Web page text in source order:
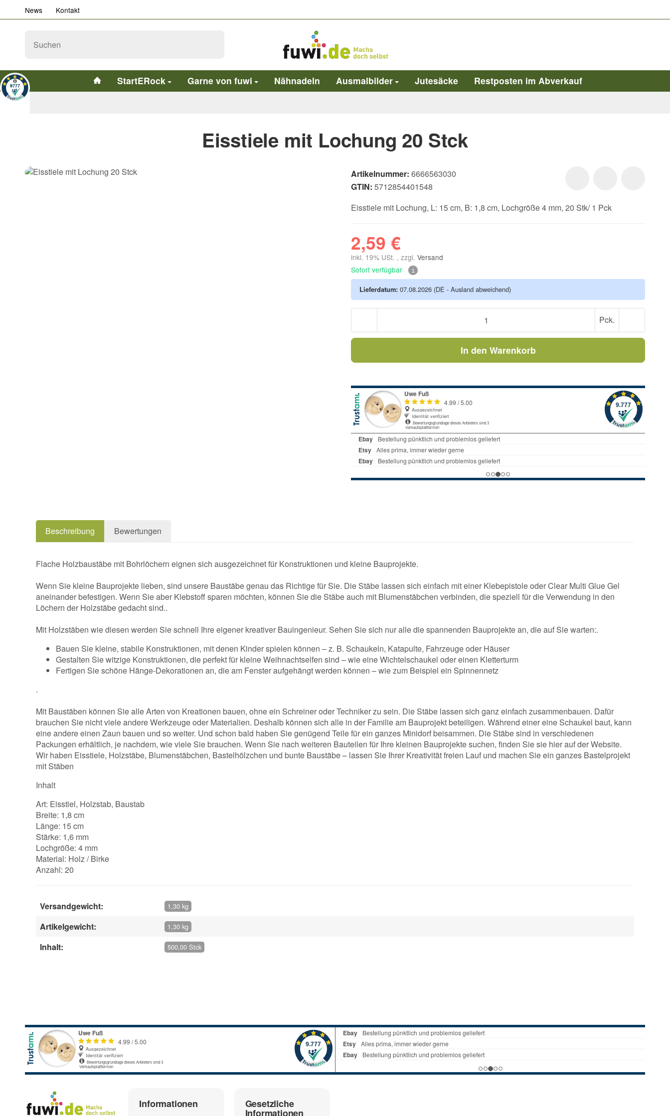
News Kontakt
StartERock Garne von fuwi Nähnadeln Ausmalbilder Jutesäcke Restposten im Abverkauf
Eisstiele mit Lochung 20 Stck
Artikelnummer: 6666563030
GTIN: 5712854401548
Eisstiele mit Lochung, L: 15 cm, B: 1,8 cm, Lochgröße 4 mm, 20 Stk/ 1 Pck
2,59 €
inkl. 19% USt. , zzgl. Versand
Sofort verfügbar
Lieferdatum: 07.08.2026 (DE - Ausland abweichend)
Pck.
In den Warenkorb
Beschreibung Bewertungen
Flache Holzbaustäbe mit Bohrlöchern eignen sich ausgezeichnet für Konstruktionen und kleine Bauprojekte.
Wenn Sie kleine Bauprojekte lieben, sind unsere Baustäbe genau das Richtige für Sie. Die Stäbe lassen sich einfach mit einer Klebepistole oder Clear Multi Glue Gel
aneinander befestigen. Wenn Sie aber Klebstoff sparen möchten, können Sie die Stäbe auch mit Blumenstäbchen verbinden, die speziell für die Verwendung in den
Löchern der Holzstäbe gedacht sind..
Mit Holzstäben wie diesen werden Sie schnell Ihre eigener kreativer Bauingenieur. Sehen Sie sich nur alle die spannenden Bauprojekte an, die auf Sie warten:.
Bauen Sie kleine, stabile Konstruktionen, mit denen Kinder spielen können – z. B. Schaukeln, Katapulte, Fahrzeuge oder Häuser
Gestalten Sie witzige Konstruktionen, die perfekt für kleine Weihnachtselfen sind – wie eine Wichtelschaukel oder einen Kletterturm
Fertigen Sie schöne Hänge-Dekorationen an, die am Fenster aufgehängt werden können – wie zum Beispiel ein Spinnennetz
.
Mit Baustäben können Sie alle Arten von Kreationen bauen, ohne ein Schreiner oder Techniker zu sein. Die Stäbe lassen sich ganz einfach zusammenbauen. Dafür
brauchen Sie nicht viele andere Werkzeuge oder Materialien. Deshalb können sich alle in der Familie am Bauprojekt beteiligen. Während einer eine Schaukel baut, kann
eine andere einen Zaun bauen und so weiter. Und schon bald haben Sie genügend Teile für ein ganzes Minidorf beisammen. Die Stäbe sind in verschiedenen
Packungen erhältlich, je nachdem, wie viele Sie brauchen. Wenn Sie nach weiteren Bauteilen für Ihre kleinen Bauprojekte suchen, finden Sie sie hier auf der Website.
Wir haben Eisstiele, Holzstäbe, Blumenstäbchen, Bastelhölzchen und bunte Baustäbe – lassen Sie Ihrer Kreativität freien Lauf und machen Sie ein ganzes Bastelprojekt
mit Stäben
Inhalt
Art: Eisstiel, Holzstab, Baustab
Breite: 1,8 cm
Länge: 15 cm
Stärke: 1,6 mm
Lochgröße: 4 mm
Material: Holz / Birke
Anzahl: 20
Versandgewicht: 1,30 kg
Artikelgewicht: 1,30 kg
Inhalt: 500,00 Stck
Informationen Gesetzliche
Informationen